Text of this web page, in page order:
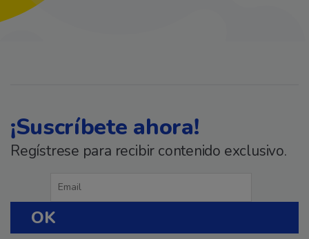
¡Suscríbete ahora!
Regístrese para recibir contenido exclusivo.